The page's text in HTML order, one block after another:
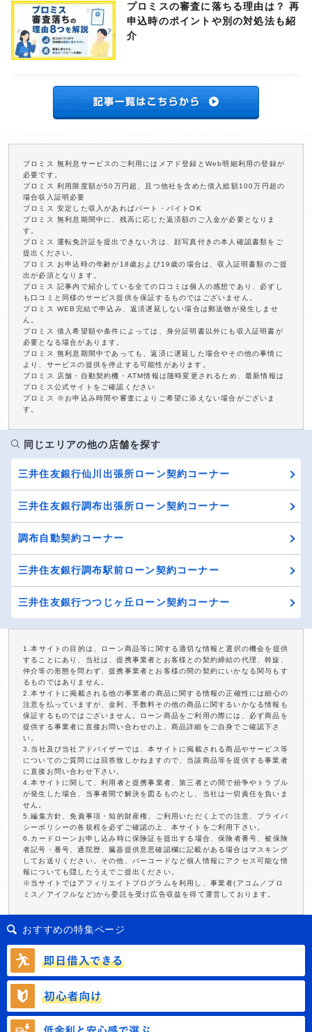
プロミスの審査に落ちる理由は？ 再
申込時のポイントや別の対処法も紹
介
プロミス 無利息サービスのご利用にはメアド登録とWeb明細利用の登録が
必要です。
プロミス 利用限度額が50万円超、且つ他社を含めた借入総額100万円超の
場合収入証明必要
プロミス 安定した収入があればパート・バイトOK
プロミス 無利息期間中に、残高に応じた返済額のご入金が必要となりま
す。
プロミス 運転免許証を提出できない方は、顔写真付きの本人確認書類をご
提出ください。
プロミス お申込時の年齢が18歳および19歳の場合は、収入証明書類のご提
出が必須となります。
プロミス 記事内で紹介している全ての口コミは個人の感想であり、必ずし
も口コミと同様のサービス提供を保証するものではございません。
プロミス WEB完結で申込み、返済遅延しない場合は郵送物が発生しませ
ん。
プロミス 借入希望額や条件によっては、身分証明書以外にも収入証明書が
必要となる場合があります。
プロミス 無利息期間中であっても、返済に遅延した場合やその他の事情に
より、サービスの提供を停止する可能性があります。
プロミス 店舗・自動契約機・ATM情報は随時変更されるため、最新情報は
プロミス公式サイトをご確認ください
プロミス ※お申込み時間や審査によりご希望に添えない場合がございま
す。
同じエリアの他の店舗を探す
三井住友銀行仙川出張所ローン契約コーナー
三井住友銀行調布出張所ローン契約コーナー
調布自動契約コーナー
三井住友銀行調布駅前ローン契約コーナー
三井住友銀行つつじヶ丘ローン契約コーナー
1.本サイトの目的は、ローン商品等に関する適切な情報と選択の機会を提供
することにあり、当社は、提携事業者とお客様との契約締結の代理、斡旋、
仲介等の形態を問わず、提携事業者とお客様の間の契約にいかなる関与もす
るものではありません。
2.本サイトに掲載される他の事業者の商品に関する情報の正確性には細心の
注意を払っていますが、金利、手数料その他の商品に関するいかなる情報も
保証するものではございません。ローン商品をご利用の際には、必ず商品を
提供する事業者に直接お問い合わせの上、商品詳細をご自身でご確認下さ
い。
3.当社及び当社アドバイザーでは、本サイトに掲載される商品やサービス等
についてのご質問には回答致しかねますので、当該商品等を提供する事業者
に直接お問い合わせ下さい。
4.本サイトに関して、利用者と提携事業者、第三者との間で紛争やトラブル
が発生した場合、当事者間で解決を図るものとし、当社は一切責任を負いま
せん。
5.編集方針、免責事項・知的財産権、ご利用いただく上での注意、プライバ
シーポリシーの各規程を必ずご確認の上、本サイトをご利用下さい。
6.カードローンお申し込み時に保険証を提出する場合、保険者番号、被保険
者記号・番号、通院歴、臓器提供意思確認欄に記載がある場合はマスキング
してお送りください。その他、バーコードなど個人情報にアクセス可能な情
報についても隠したうえでご提出ください。
※当サイトではアフィリエイトプログラムを利用し、事業者(アコム／プロ
ミス／アイフルなど)から委託を受け広告収益を得て運営しております。
おすすめの特集ページ